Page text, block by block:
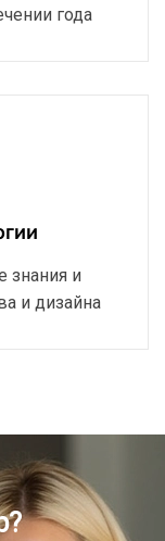
года
знания и
и дизайна